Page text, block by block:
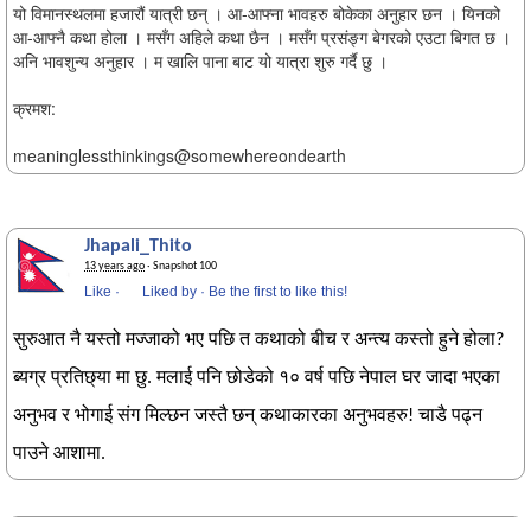
यो विमानस्थलमा हजारौं यात्री छन् । आ-आफ्ना भावहरु बोकेका अनुहार छन । यिनको
आ-आफ्नै कथा होला । मसँग अहिले कथा छैन । मसँग प्रसंङ्ग बेगरको एउटा बिगत छ ।
अनि भावशुन्य अनुहार । म खालि पाना बाट यो यात्रा शुरु गर्दै छु ।
क्रमश:
meaninglessthinkings@somewhereondearth
Jhapali_Thito
13 years ago· Snapshot 100
Like · Liked by · Be the first to like this!
सुरुआत नै यस्तो मज्जाको भए पछि त कथाको बीच र अन्त्य कस्तो हुने होला?
ब्यग्र प्रतिछ्या मा छु. मलाई पनि छोडेको १० वर्ष पछि नेपाल घर जादा भएका
अनुभव र भोगाई संग मिल्छन जस्तै छन् कथाकारका अनुभवहरु! चाडै पढ्न
पाउने आशामा.